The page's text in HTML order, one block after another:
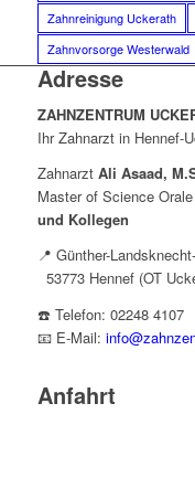
Zahnreinigung Uckerath
Zahnvorsorge Westerwald
Adresse
ZAHNZENTRUM
Ihr Zahnarzt in Hennef-
Zahnarzt Ali Asaad,
Master of Science
und Kollegen
📍 Günther-
53773 Hennef (OT
☎️ Telefon: 02248 4107
📧 E-Mail:
Anfahrt